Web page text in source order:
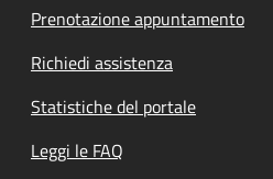
Prenotazione appuntamento
Richiedi assistenza
Statistiche del portale
Leggi le FAQ